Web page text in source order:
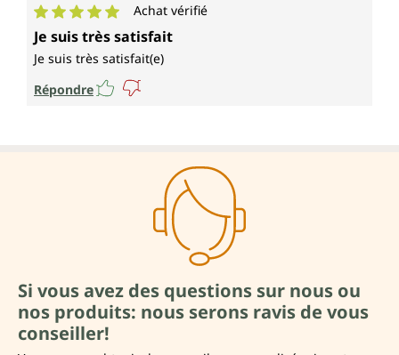
Note moyenne de 5 sur 5 étoiles
Achat vérifié
Je suis très satisfait
Je suis très satisfait(e)
Répondre
Si vous avez des questions sur nous ou
nos produits: nous serons ravis de vous
conseiller!